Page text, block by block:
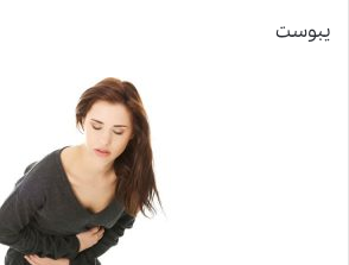
یبوست